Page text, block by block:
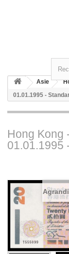
Asie
01.01.1995 -
Hong Kong
01.01.1995